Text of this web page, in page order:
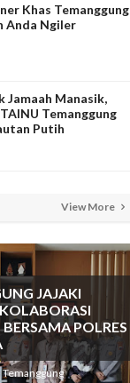
Khas Temanggung
Anda Ngiler
Jamaah Manasik,
Temanggung
Putih
View More
JAJAKI
POLRES